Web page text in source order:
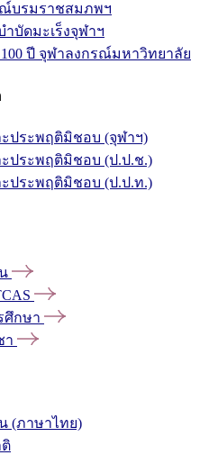
บรมราชสมภพฯ
บัดมะเร็งจุฬาฯ
ปี จุฬาลงกรณ์มหาวิทยาลัย
ะประพฤติมิชอบ (จุฬาฯ)
ะประพฤติมิชอบ (ป.ป.ช.)
ะประพฤติมิชอบ (ป.ป.ท.)
ศึกษา
า
(ภาษาไทย)